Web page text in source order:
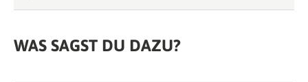
WAS SAGST DU DAZU?